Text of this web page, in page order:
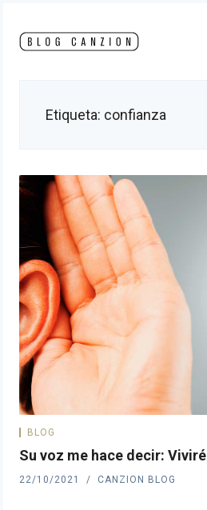
content
Etiqueta: confianza
BLOG
Su voz me hace decir: Viviré
22/10/2021 CANZION BLOG